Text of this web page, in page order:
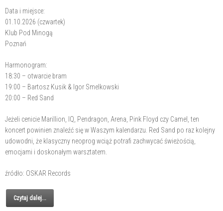
Data i miejsce:
01.10.2026 (czwartek)
Klub Pod Minogą
Poznań
Harmonogram:
18:30 – otwarcie bram
19:00 – Bartosz Kusik & Igor Smelkowski
20:00 – Red Sand
Jeżeli cenicie Marillion, IQ, Pendragon, Arena, Pink Floyd czy Camel, ten
koncert powinien znaleźć się w Waszym kalendarzu. Red Sand po raz kolejny
udowodni, że klasyczny neoprog wciąż potrafi zachwycać świeżością,
emocjami i doskonałym warsztatem.
źródło: OSKAR Records
Czytaj dalej...